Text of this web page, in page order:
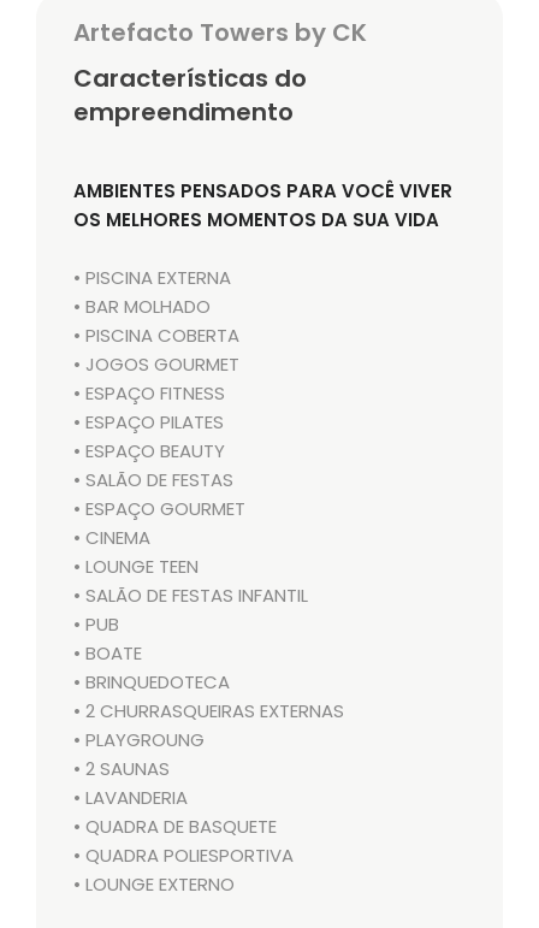
Artefacto Towers by CK
Características do
empreendimento
AMBIENTES PENSADOS PARA VOCÊ VIVER
OS MELHORES MOMENTOS DA SUA VIDA
• PISCINA EXTERNA
• BAR MOLHADO
• PISCINA COBERTA
• JOGOS GOURMET
• ESPAÇO FITNESS
• ESPAÇO PILATES
• ESPAÇO BEAUTY
• SALÃO DE FESTAS
• ESPAÇO GOURMET
• CINEMA
• LOUNGE TEEN
• SALÃO DE FESTAS INFANTIL
• PUB
• BOATE
• BRINQUEDOTECA
• 2 CHURRASQUEIRAS EXTERNAS
• PLAYGROUNG
• 2 SAUNAS
• LAVANDERIA
• QUADRA DE BASQUETE
• QUADRA POLIESPORTIVA
• LOUNGE EXTERNO